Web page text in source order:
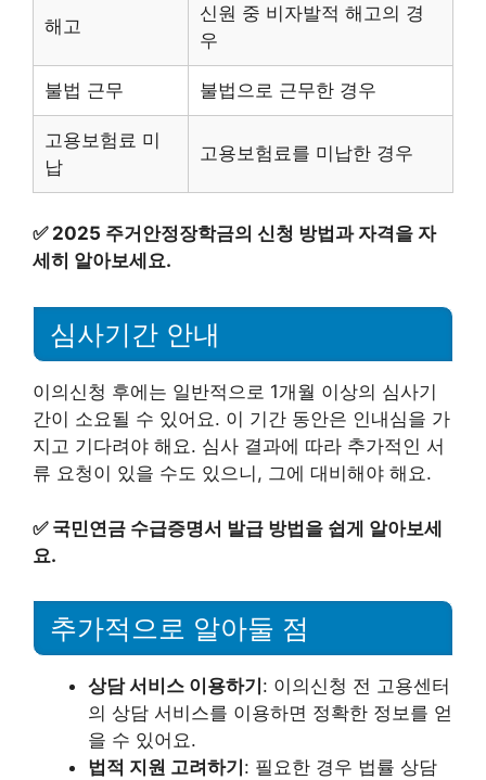
해고
신원 중 비자발적 해고의 경
우
불법 근무 불법으로 근무한 경우
고용보험료 미
납
고용보험료를 미납한 경우
✅ 2025 주거안정장학금의 신청 방법과 자격을 자
세히 알아보세요.
심사기간 안내
이의신청 후에는 일반적으로 1개월 이상의 심사기
간이 소요될 수 있어요. 이 기간 동안은 인내심을 가
지고 기다려야 해요. 심사 결과에 따라 추가적인 서
류 요청이 있을 수도 있으니, 그에 대비해야 해요.
✅ 국민연금 수급증명서 발급 방법을 쉽게 알아보세
요.
추가적으로 알아둘 점
상담 서비스 이용하기 : 이의신청 전 고용센터
의 상담 서비스를 이용하면 정확한 정보를 얻
을 수 있어요.
법적 지원 고려하기 : 필요한 경우 법률 상담